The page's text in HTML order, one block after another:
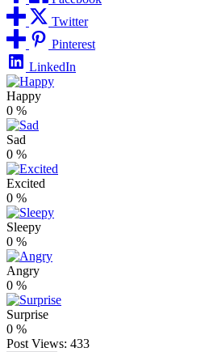
Twitter
Pinterest
LinkedIn
Happy
0 %
Sad
0 %
Excited
0 %
Sleepy
0 %
Angry
0 %
Surprise
0 %
Post Views: 433